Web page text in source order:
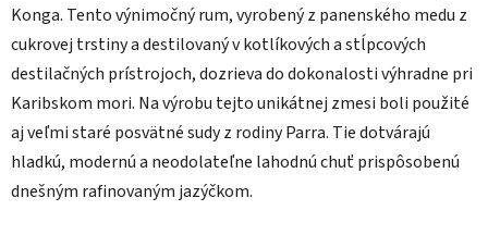
Konga. Tento výnimočný rum, vyrobený z panenského medu z
cukrovej trstiny a destilovaný v kotlíkových a stĺpcových
destilačných prístrojoch, dozrieva do dokonalosti výhradne pri
Karibskom mori. Na výrobu tejto unikátnej zmesi boli použité
aj veľmi staré posvätné sudy z rodiny Parra. Tie dotvárajú
hladkú, modernú a neodolateľne lahodnú chuť prispôsobenú
dnešným rafinovaným jazýčkom.